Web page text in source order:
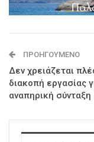
ΠΡΟΗΓΟΎΜΕΝΟ
Δεν χρειάζεται
διακοπή εργασίας
αναπηρική σύνταξη